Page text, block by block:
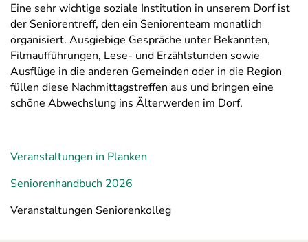
Eine sehr wichtige soziale Institution in unserem Dorf ist
der Seniorentreff, den ein Seniorenteam monatlich
organisiert. Ausgiebige Gespräche unter Bekannten,
Filmaufführungen, Lese- und Erzählstunden sowie
Ausflüge in die anderen Gemeinden oder in die Region
füllen diese Nachmittagstreffen aus und bringen eine
schöne Abwechslung ins Älterwerden im Dorf.
Veranstaltungen in Planken
Seniorenhandbuch 2026
Veranstaltungen Seniorenkolleg